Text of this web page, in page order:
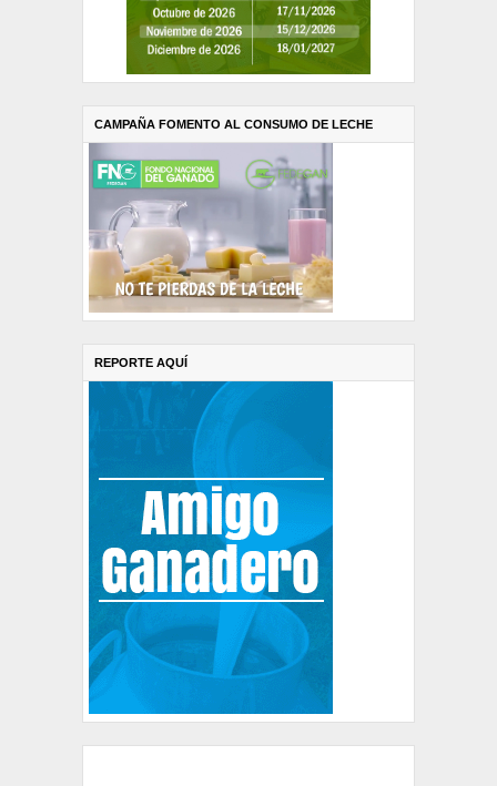
CAMPAÑA FOMENTO AL CONSUMO DE LECHE
REPORTE AQUÍ